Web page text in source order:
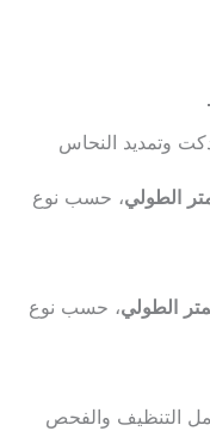
وتمديد النحاس
، حسب نوع
، حسب نوع
التنظيف والفحص